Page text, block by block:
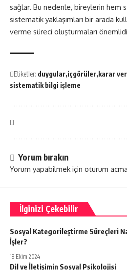
sağlar. Bu nedenle, bireylerin hem
sistematik yaklaşımları bir arada
verme süreci oluşturmaları
Etiketler: duygular içgörüler karar
sistematik bilgi işleme
Yorum bırakın
Yorum yapabilmek için oturum
İlginizi Çekebilir
Sosyal Kategorileştirme Süreçleri
İşler?
18 Ekim 2024
Dil ve İletişimin Sosyal Psikolojisi